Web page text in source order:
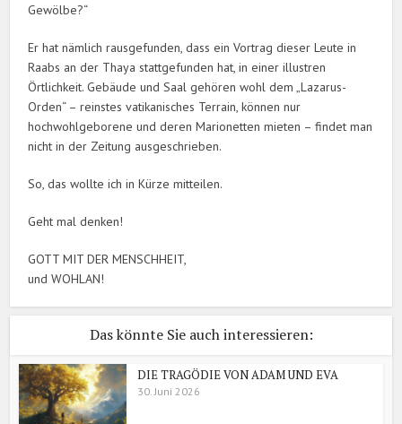
Gewölbe?“
Er hat nämlich rausgefunden, dass ein Vortrag dieser Leute in
Raabs an der Thaya stattgefunden hat, in einer illustren
Örtlichkeit. Gebäude und Saal gehören wohl dem „Lazarus-
Orden“ – reinstes vatikanisches Terrain, können nur
hochwohlgeborene und deren Marionetten mieten – findet man
nicht in der Zeitung ausgeschrieben.
So, das wollte ich in Kürze mitteilen.
Geht mal denken!
GOTT MIT DER MENSCHHEIT,
und WOHLAN!
Das könnte Sie auch interessieren:
DIE TRAGÖDIE VON ADAM UND EVA
30. Juni 2026